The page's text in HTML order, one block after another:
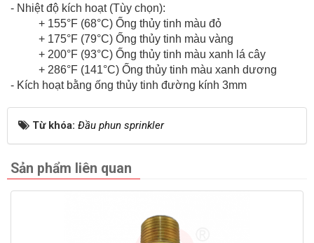
- Nhiệt độ kích hoạt (Tùy chọn):
+ 155°F (68°C) Ống thủy tinh màu đỏ
+ 175°F (79°C) Ống thủy tinh màu vàng
+ 200°F (93°C) Ống thủy tinh màu xanh lá cây
+ 286°F (141°C) Ống thủy tinh màu xanh dương
- Kích hoạt bằng ống thủy tinh đường kính 3mm
Từ khóa: Đầu phun sprinkler
Sản phẩm liên quan